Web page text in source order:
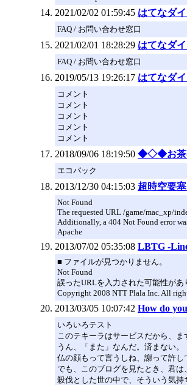
2021/02/02 01:59:45 はてなダ
FAQ / お問い合わせ窓口
2021/02/01 18:28:29 はてなダ
FAQ / お問い合わせ窓口
2019/05/13 19:26:17 はてなダ
コメント
コメント
コメント
コメント
コメント
2018/09/06 18:19:50 ◆◇◆お茶
エコパック
2013/12/30 04:15:03 超時空要
Not Found
The requested URL /game/mac_xp/
Additionally, a 404 Not Found error
Apache
2013/07/02 05:35:08 LBTG -
■ ファイルが見つかりません。
Not Found
誤ったURLを入力された可能性があ
Copyright 2008 NTT Plala Inc. All
2013/03/05 10:07:42 How do
いろいろテスト
このテキーラはサービスだから、ま
うん、「また」なんだ。済まない。
仏の顔もって言うしね、謝って許し
でも、このブログを見たとき、君は
殺伐とした世の中で、そういう気持